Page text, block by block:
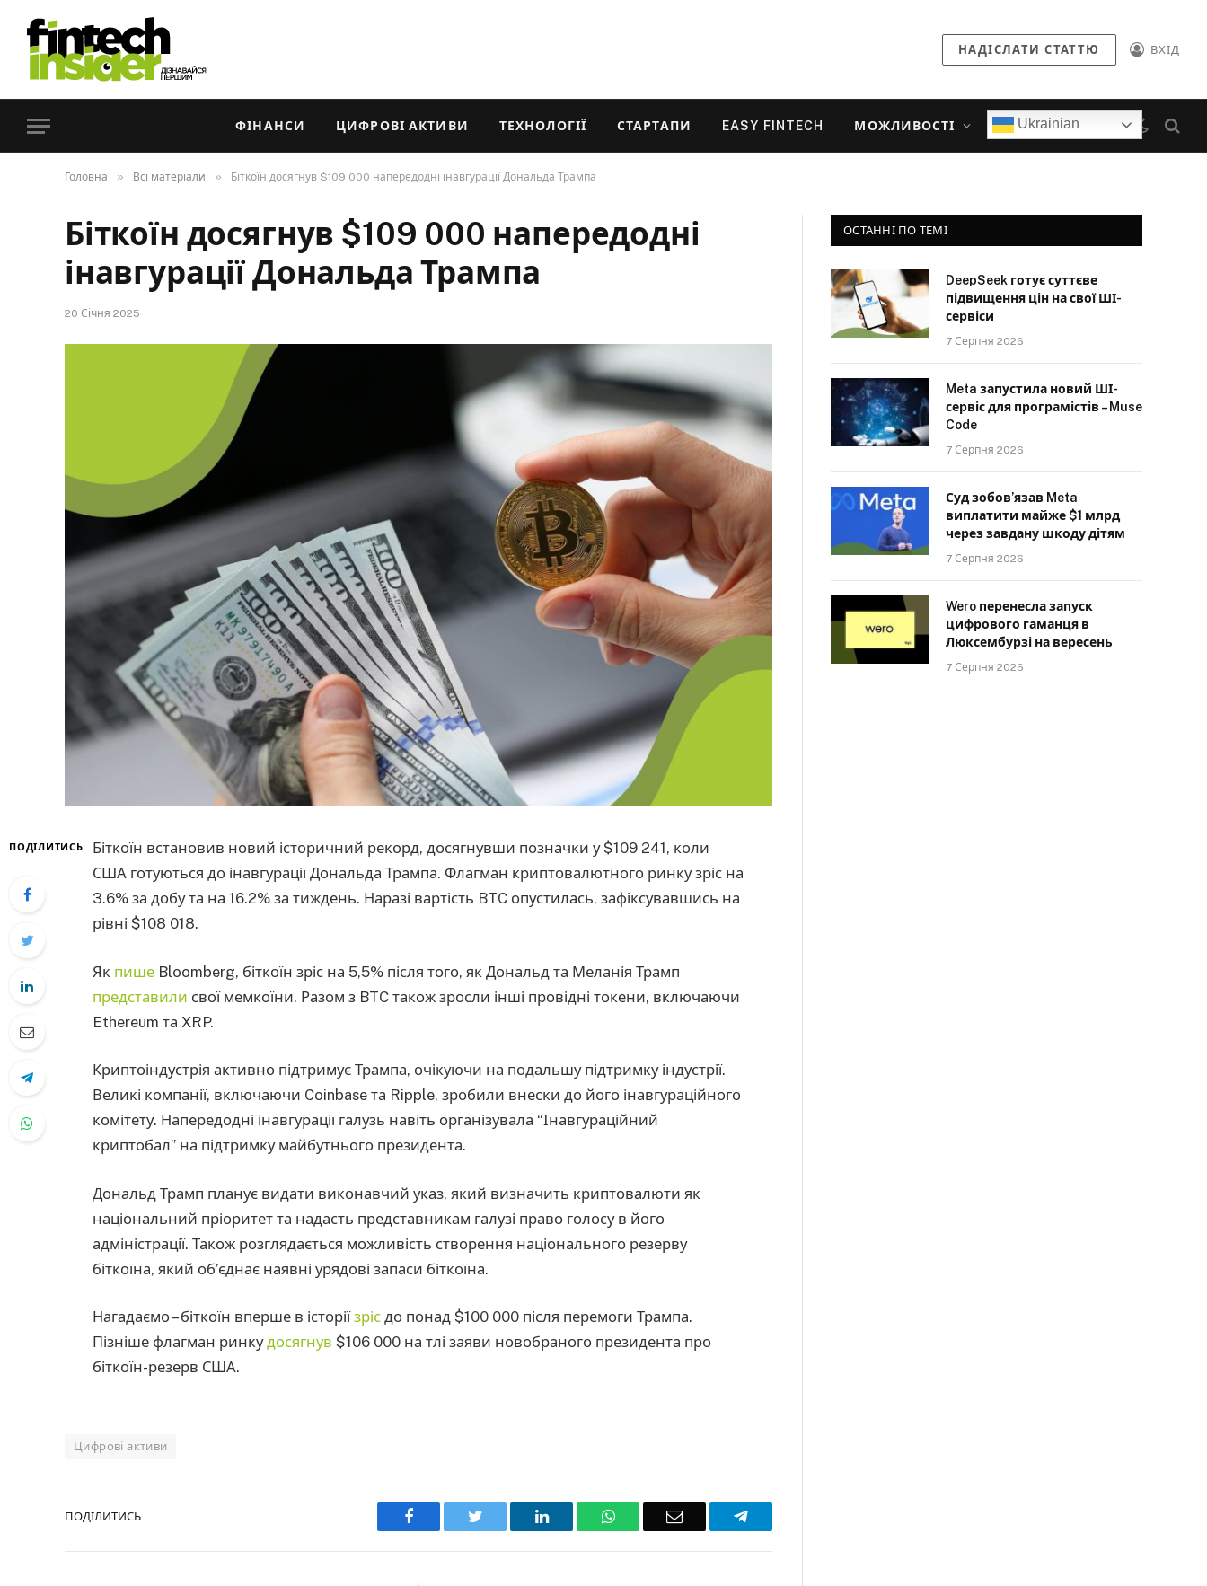
НАДІСЛАТИ СТАТТЮ ВХІД
ФІНАНСИ ЦИФРОВІ АКТИВИ ТЕХНОЛОГІЇ СТАРТАПИ EASY FINTECH МОЖЛИВОСТІ Ukrainian
Головна » Всі матеріали » Біткоїн досягнув $109 000 напередодні інавгурації Дональда Трампа
Біткоїн досягнув $109 000 напередодні
інавгурації Дональда Трампа
20 Січня 2025
ПОДІЛИТИСЬ
Біткоїн встановив новий історичний рекорд, досягнувши позначки у $109 241, коли
США готуються до інавгурації Дональда Трампа. Флагман криптовалютного ринку зріс на
3.6% за добу та на 16.2% за тиждень. Наразі вартість BTC опустилась, зафіксувавшись на
рівні $108 018.
Як пише Bloomberg, біткоїн зріс на 5,5% після того, як Дональд та Меланія Трамп
представили свої мемкоїни. Разом з BTC також зросли інші провідні токени, включаючи
Ethereum та XRP.
Криптоіндустрія активно підтримує Трампа, очікуючи на подальшу підтримку індустрії.
Великі компанії, включаючи Coinbase та Ripple, зробили внески до його інавгураційного
комітету. Напередодні інавгурації галузь навіть організувала “Інавгураційний
криптобал” на підтримку майбутнього президента.
Дональд Трамп планує видати виконавчий указ, який визначить криптовалюти як
національний пріоритет та надасть представникам галузі право голосу в його
адміністрації. Також розглядається можливість створення національного резерву
біткоїна, який об’єднає наявні урядові запаси біткоїна.
Нагадаємо – біткоїн вперше в історіїзріс до понад $100 000 після перемоги Трампа.
Пізніше флагман ринкудосягнув $106 000 на тлі заяви новобраного президента про
біткоїн-резерв США.
Цифрові активи
ПОДІЛИТИСЬ Facebook Twitter LinkedIn WhatsAppEmail Telegram
ОСТАННІ ПО ТЕМІ
DeepSeek готує суттєве
підвищення цін на свої ШІ-
сервіси
7 Серпня 2026
Meta запустила новий ШІ-
сервіс для програмістів – Muse
Code
7 Серпня 2026
Суд зобов’язав Meta
виплатити майже $1 млрд
через завдану шкоду дітям
7 Серпня 2026
Wero перенесла запуск
цифрового гаманця в
Люксембурзі на вересень
7 Серпня 2026